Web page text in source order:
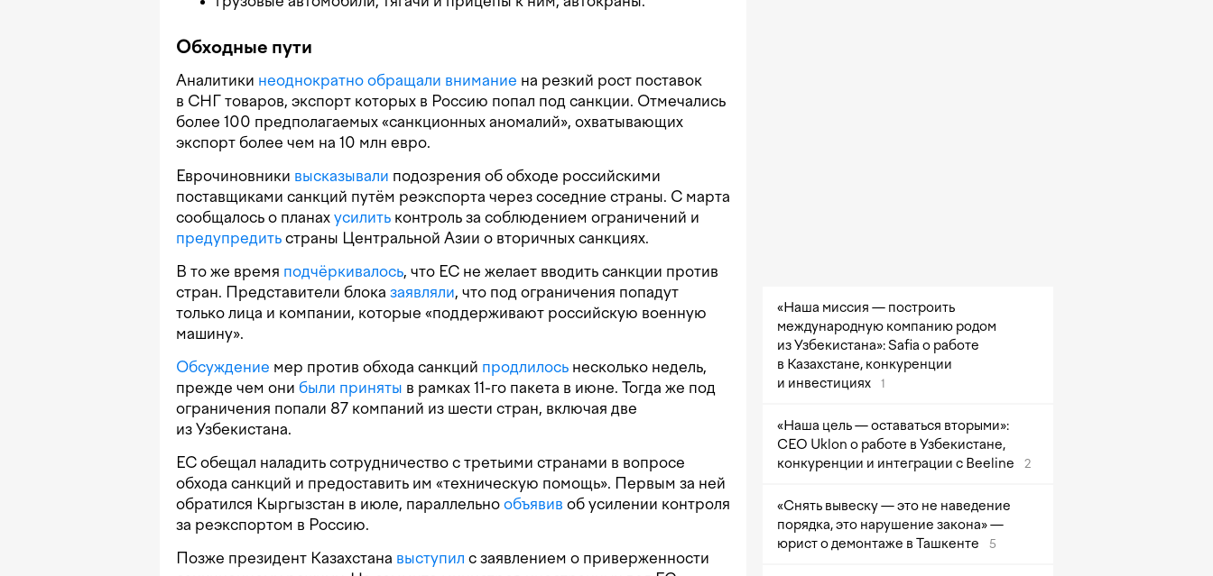
Обходные пути
Аналитики неоднократно обращали внимание на резкий рост поставок
в СНГ товаров, экспорт которых в Россию попал под санкции. Отмечались
более 100 предполагаемых «санкционных аномалий», охватывающих
экспорт более чем на 10 млн евро.
Еврочиновники высказывали подозрения об обходе российскими
поставщиками санкций путём реэкспорта через соседние страны. С марта
сообщалось о планах усилить контроль за соблюдением ограничений и
предупредить страны Центральной Азии о вторичных санкциях.
В то же время подчёркивалось, что ЕС не желает вводить санкции против
стран. Представители блока заявляли, что под ограничения попадут
только лица и компании, которые «поддерживают российскую военную
машину».
Обсуждение мер против обхода санкций продлилось несколько недель,
прежде чем они были приняты в рамках 11-го пакета в июне. Тогда же под
ограничения попали 87 компаний из шести стран, включая две
из Узбекистана.
ЕС обещал наладить сотрудничество с третьими странами в вопросе
обхода санкций и предоставить им «техническую помощь». Первым за ней
обратился Кыргызстан в июле, параллельно объявив об усилении контроля
за реэкспортом в Россию.
Позже президент Казахстана выступил с заявлением о приверженности
«Наша миссия — построить
международную компанию родом
из Узбекистана»: Safia о работе
в Казахстане, конкуренции
и инвестициях
1
«Наша цель — оставаться вторыми»:
CEO Uklon о работе в Узбекистане,
конкуренции и интеграции с Beeline
2
«Снять вывеску — это не наведение
порядка, это нарушение закона» —
юрист о демонтаже в Ташкенте
5